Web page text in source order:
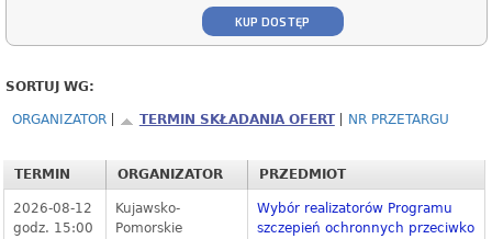
KUP DOSTĘP
SORTUJ WG:
ORGANIZATOR TERMIN SKŁADANIA OFERT NR PRZETARGU
TERMIN ORGANIZATOR PRZEDMIOT
2026-08-12
godz. 15:00
Kujawsko-
Pomorskie
Wybór realizatorów Programu
szczepień ochronnych przeciwko